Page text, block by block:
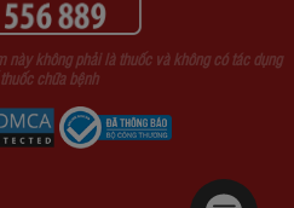
này không phải là thuốc và không có tác dụng
chữa bệnh